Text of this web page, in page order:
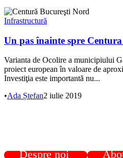
Infrastructură
Un pas înainte spre
Varianta de Ocolire a municipiului
proiect european în valoare de
Investiţia este importantă nu...
•Ada Ștefan2 iulie 2019
Despre noi